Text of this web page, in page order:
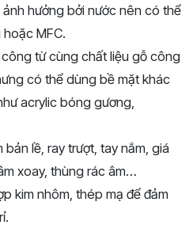
ảnh hưởng bởi nước nên có thể
MFC.
từ cùng chất liệu gỗ công
có thể dùng bề mặt khác
acrylic bóng gương,
bản lề, ray trượt, tay nắm, giá
xoay, thùng rác âm…
kim nhôm, thép mạ để đảm